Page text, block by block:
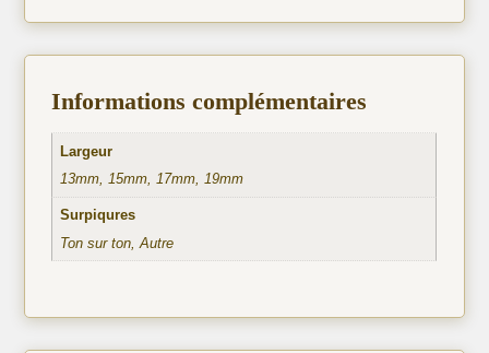
Informations complémentaires
Largeur
13mm, 15mm, 17mm, 19mm
Surpiqures
Ton sur ton, Autre